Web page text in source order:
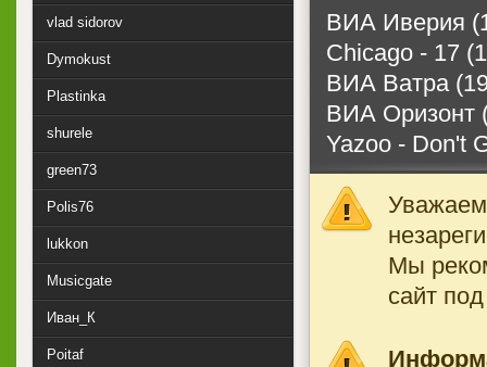
ВИА Иверия
Chicago - 17
ВИА Ватра
ВИА Оризонт
Yazoo - Don't
Мы
сайт
vlad sidorov
Dymokust
Plastinka
shurele
green73
Polis76
lukkon
Musicgate
Иван_К
Poitaf